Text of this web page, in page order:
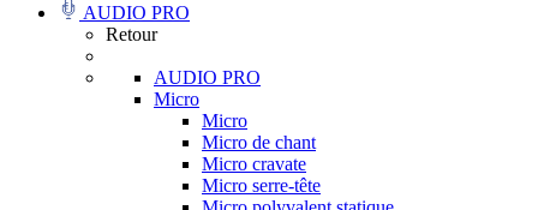
AUDIO PRO
Retour
AUDIO PRO
Micro
Micro
Micro de chant
Micro cravate
Micro serre-tête